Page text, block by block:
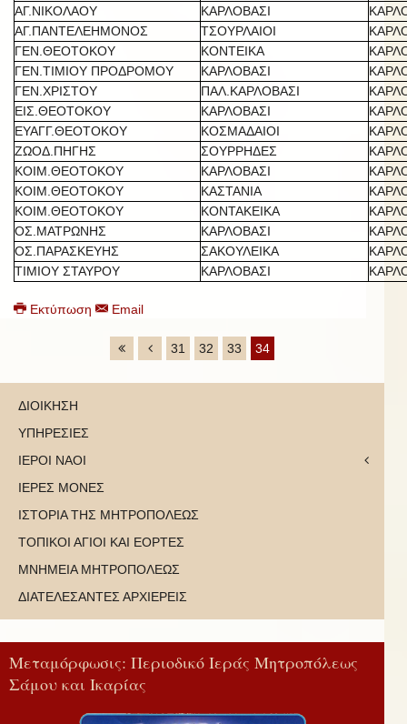
ΑΓ.ΝΙΚΟΛΑΟΥ
ΚΑΡΛΟΒΑΣΙ
ΑΓ.ΠΑΝΤΕΛΕΗΜΟΝΟΣ
ΤΣΟΥΡΛΑΙΟΙ
ΓΕΝ.ΘΕΟΤΟΚΟΥ
ΚΟΝΤΕΙΚΑ
ΓΕΝ.ΤΙΜΙΟΥ ΠΡΟΔΡΟΜΟΥ
ΚΑΡΛΟΒΑΣΙ
ΓΕΝ.ΧΡΙΣΤΟΥ
ΠΑΛ.ΚΑΡΛΟΒΑΣΙ
ΕΙΣ.ΘΕΟΤΟΚΟΥ
ΚΑΡΛΟΒΑΣΙ
ΕΥΑΓΓ.ΘΕΟΤΟΚΟΥ
ΚΟΣΜΑΔΑΙΟΙ
ΖΩΟΔ.ΠΗΓΗΣ
ΣΟΥΡΡΗΔΕΣ
ΚΟΙΜ.ΘΕΟΤΟΚΟΥ
ΚΑΡΛΟΒΑΣΙ
ΚΟΙΜ.ΘΕΟΤΟΚΟΥ
ΚΑΣΤΑΝΙΑ
ΚΟΙΜ.ΘΕΟΤΟΚΟΥ
ΚΟΝΤΑΚΕΙΚΑ
ΟΣ.ΜΑΤΡΩΝΗΣ
ΚΑΡΛΟΒΑΣΙ
ΟΣ.ΠΑΡΑΣΚΕΥΗΣ
ΣΑΚΟΥΛΕΙΚΑ
ΤΙΜΙΟΥ ΣΤΑΥΡΟΥ
ΚΑΡΛΟΒΑΣΙ
Εκτύπωση Email
31 32 33 34
ΔΙΟΙΚΗΣΗ
ΥΠΗΡΕΣΙΕΣ
ΙΕΡΟΙ ΝΑΟΙ
ΙΕΡΕΣ ΜΟΝΕΣ
ΙΣΤΟΡΙΑ ΤΗΣ ΜΗΤΡΟΠΟΛΕΩΣ
ΤΟΠΙΚΟΙ ΑΓΙΟΙ ΚΑΙ ΕΟΡΤΕΣ
ΜΝΗΜΕΙΑ ΜΗΤΡΟΠΟΛΕΩΣ
ΔΙΑΤΕΛΕΣΑΝΤΕΣ ΑΡΧΙΕΡΕΙΣ
Μεταμόρφωσις: Περιοδικό Ιεράς Μητροπόλεως
Σάμου και Ικαρίας